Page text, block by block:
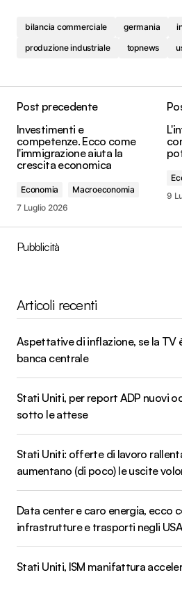
bilancia commerciale germania
produzione industriale
topnews
Post precedente
Investimenti e
competenze. Ecco come
l'immigrazione aiuta la
crescita economica
Economia
Macroeconomia
7 Luglio 2026
9
Pubblicità
Articoli recenti
Aspettative di inflazione, se la TV
banca centrale
Stati Uniti, per report ADP nuovi
sotto le attese
Stati Uniti: offerte di lavoro
aumentano (di poco) le uscite
Data center e caro energia, ecco
infrastrutture e trasporti negli USA
Stati Uniti, ISM manifattura